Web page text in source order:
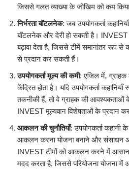
जिससे गलत व्याख्या के जोखिम को कम
निर्भरता बॉटलनेक: जब उपयोगकर्ता
बॉटलनेक और देरी हो सकती है। INVEST
बढ़ावा देता है, जिससे टीमें समानांतर रूप
से प्रदान कर सकती हैं।
उपयोगकर्ता मूल्य की कमी: एजिल में, ग्राहक
केंद्रित होता है। यदि उपयोगकर्ता
तकनीकी हैं, तो वे ग्राहक की आवश्यकताओं
INVEST मूल्यवान विशेषताओं के प्रदान
आकलन की चुनौतियाँ: उपयोगकर्ता कहानी
आकलन करना योजना बनाने और संसाधन
INVEST टीमों को आकलन करने में आसान
मदद करता है, जिससे परियोजना योजना में